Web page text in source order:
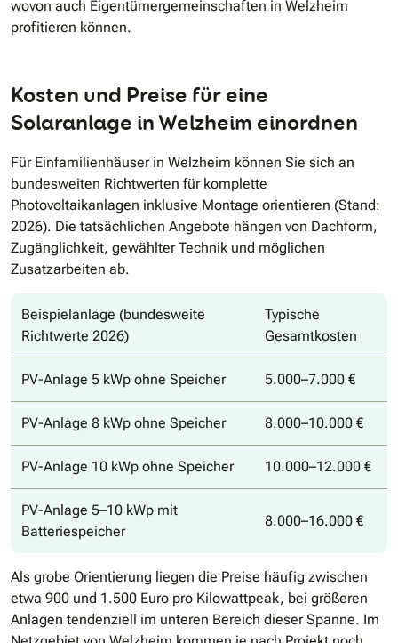
wovon auch Eigentümergemeinschaften in Welzheim
profitieren können.
Kosten und Preise für eine
Solaranlage in Welzheim einordnen
Für Einfamilienhäuser in Welzheim können Sie sich an
bundesweiten Richtwerten für komplette
Photovoltaikanlagen inklusive Montage orientieren (Stand:
2026). Die tatsächlichen Angebote hängen von Dachform,
Zugänglichkeit, gewählter Technik und möglichen
Zusatzarbeiten ab.
Beispielanlage (bundesweite
Richtwerte 2026)
Typische
Gesamtkosten
PV-Anlage 5 kWp ohne Speicher 5.000–7.000 €
PV-Anlage 8 kWp ohne Speicher 8.000–10.000 €
PV-Anlage 10 kWp ohne Speicher 10.000–12.000 €
PV-Anlage 5–10 kWp mit
Batteriespeicher
8.000–16.000 €
Als grobe Orientierung liegen die Preise häufig zwischen
etwa 900 und 1.500 Euro pro Kilowattpeak, bei größeren
Anlagen tendenziell im unteren Bereich dieser Spanne. Im